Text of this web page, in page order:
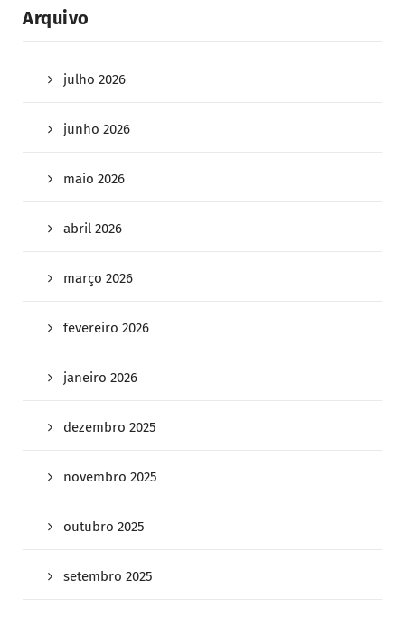
Arquivo
julho 2026
junho 2026
maio 2026
abril 2026
março 2026
fevereiro 2026
janeiro 2026
dezembro 2025
novembro 2025
outubro 2025
setembro 2025